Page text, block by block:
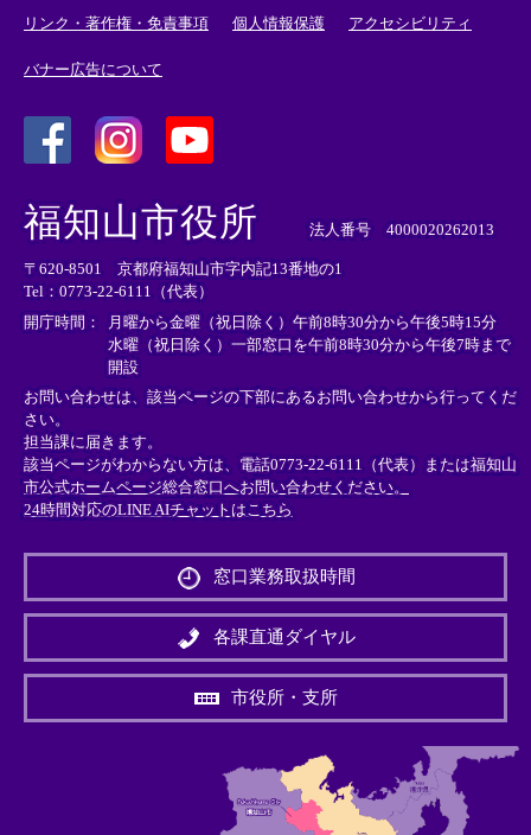
リンク・著作権・免責事項 個人情報保護 アクセシビリティ
バナー広告について
外
部
リ
ン
ク
＞
外
リ
ン
ク
＞
外
部
ン
ク
＞
福知山市役所 法人番号 4000020262013
〒620-8501 京都府福知山市字内記13番地の1
Tel：0773-22-6111（代表）
開庁時間：
月曜から金曜（祝日除く）午前8時30分から午後5時15分
水曜（祝日除く）一部窓口を午前8時30分から午後7時まで
開設
お問い合わせは、該当ページの下部にあるお問い合わせから行ってくだ
さい。
担当課に届きます。
該当ページがわからない方は、電話0773-22-6111（代表）または福知山
市公式ホームページ総合窓口へお問い合わせください。
24時間対応のLINE AIチャットはこちら
外
リ
ン
＞
窓口業務取扱時間
各課直通ダイヤル
市役所・支所